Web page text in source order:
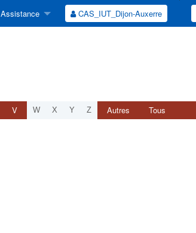
Assistance CAS_IUT_Dijon-Auxerre
V W X Y Z Autres Tous